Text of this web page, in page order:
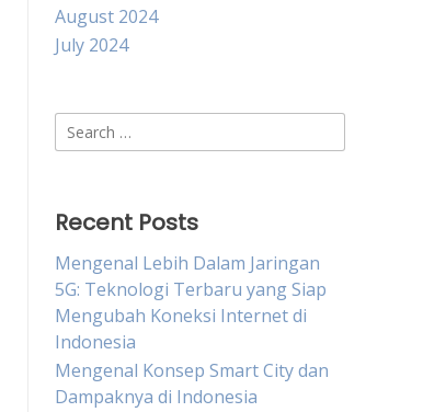
August 2024
July 2024
Search
for:
Recent Posts
Mengenal Lebih Dalam Jaringan
5G: Teknologi Terbaru yang Siap
Mengubah Koneksi Internet di
Indonesia
Mengenal Konsep Smart City dan
Dampaknya di Indonesia